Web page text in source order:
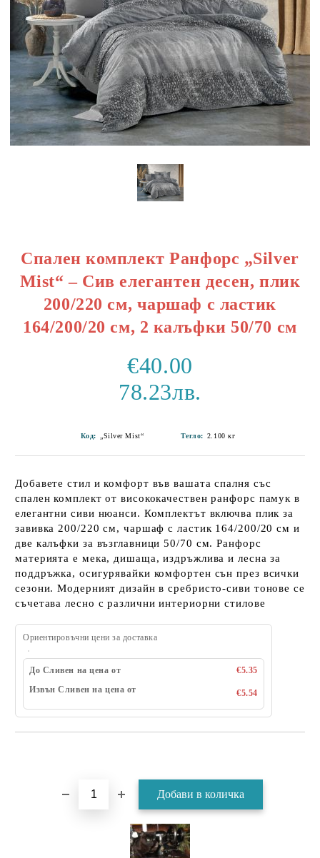
Спален комплект Ранфорс „Silver
Mist“ – Сив елегантен десен, плик
200/220 см, чаршаф с ластик
164/200/20 см, 2 калъфки 50/70 см
€40.00
78.23лв.
Код: „Silver Mist“ Тегло: 2.100 кг
Добавете стил и комфорт във вашата спалня със
спален комплект от висококачествен ранфорс памук в
елегантни сиви нюанси. Комплектът включва плик за
завивка 200/220 см, чаршаф с ластик 164/200/20 см и
две калъфки за възглавници 50/70 см. Ранфорс
материята е мека, дишаща, издръжлива и лесна за
поддръжка, осигурявайки комфортен сън през всички
сезони. Модерният дизайн в сребристо-сиви тонове се
съчетава лесно с различни интериорни стилове
Ориентировъчни цени за доставка
До Сливен на цена от
€5.35
Извън Сливен на цена от
€5.54